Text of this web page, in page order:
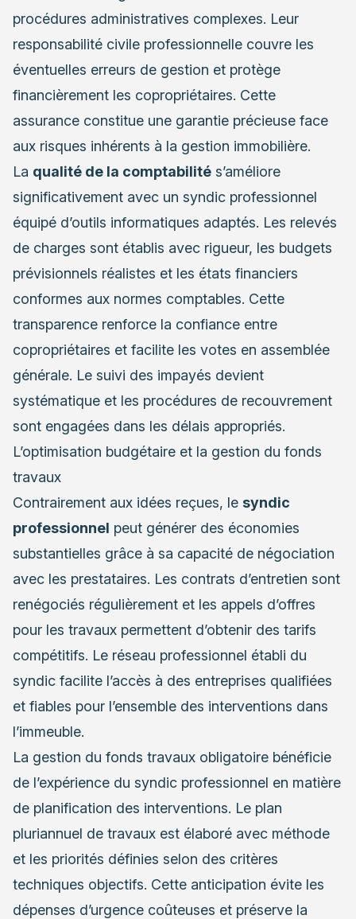
procédures administratives complexes. Leur
responsabilité civile professionnelle couvre les
éventuelles erreurs de gestion et protège
financièrement les copropriétaires. Cette
assurance constitue une garantie précieuse face
aux risques inhérents à la gestion immobilière.
La qualité de la comptabilité s’améliore
significativement avec un syndic professionnel
équipé d’outils informatiques adaptés. Les relevés
de charges sont établis avec rigueur, les budgets
prévisionnels réalistes et les états financiers
conformes aux normes comptables. Cette
transparence renforce la confiance entre
copropriétaires et facilite les votes en assemblée
générale. Le suivi des impayés devient
systématique et les procédures de recouvrement
sont engagées dans les délais appropriés.
L’optimisation budgétaire et la gestion du fonds
travaux
Contrairement aux idées reçues, le syndic
professionnel peut générer des économies
substantielles grâce à sa capacité de négociation
avec les prestataires. Les contrats d’entretien sont
renégociés régulièrement et les appels d’offres
pour les travaux permettent d’obtenir des tarifs
compétitifs. Le réseau professionnel établi du
syndic facilite l’accès à des entreprises qualifiées
et fiables pour l’ensemble des interventions dans
l’immeuble.
La gestion du fonds travaux obligatoire bénéficie
de l’expérience du syndic professionnel en matière
de planification des interventions. Le plan
pluriannuel de travaux est élaboré avec méthode
et les priorités définies selon des critères
techniques objectifs. Cette anticipation évite les
dépenses d’urgence coûteuses et préserve la